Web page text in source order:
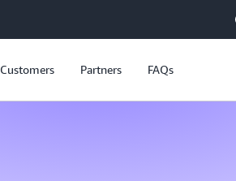
Customers Partners FAQs